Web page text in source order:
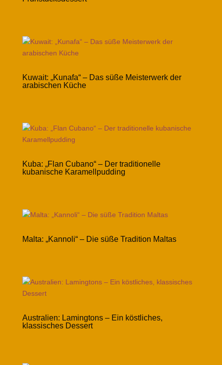
Kuwait: „Kunafa“ – Das süße Meisterwerk der
arabischen Küche
Kuba: „Flan Cubano“ – Der traditionelle
kubanische Karamellpudding
Malta: „Kannoli“ – Die süße Tradition Maltas
Australien: Lamingtons – Ein köstliches,
klassisches Dessert